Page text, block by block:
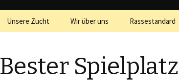
Unsere Zucht Wir über uns Rassestandard
Bester